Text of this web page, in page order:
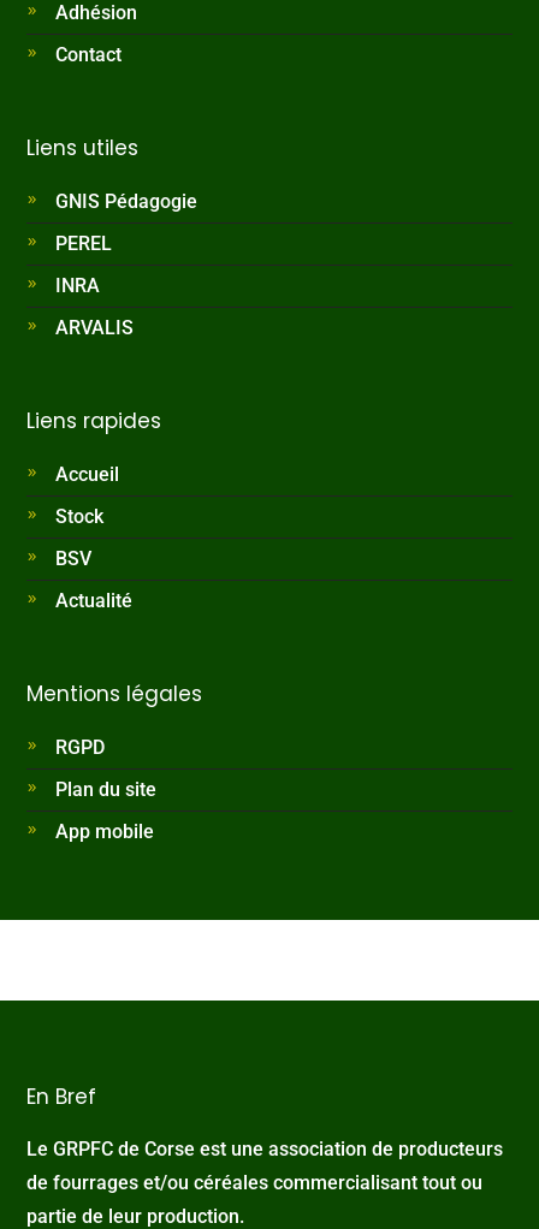
Adhésion
Contact
Liens utiles
GNIS Pédagogie
PEREL
INRA
ARVALIS
Liens rapides
Accueil
Stock
BSV
Actualité
Mentions légales
RGPD
Plan du site
App mobile
En Bref
Le GRPFC de Corse est une association de producteurs
de fourrages et/ou céréales commercialisant tout ou
partie de leur production.